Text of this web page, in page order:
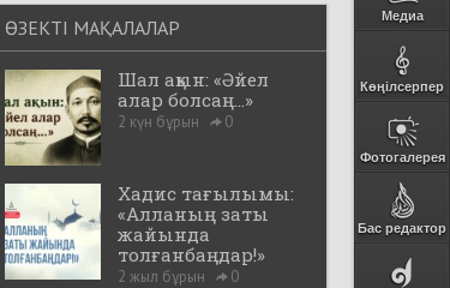
Медиа
Көңілсерпер
Фотогалерея
Бас редактор
ӨЗЕКТІ МАҚАЛАЛАР
Шал ақын: «Әйел
алар болсаң...»
2 күн бұрын 0
Хадис тағылымы:
«Алланың заты
жайында
толғанбаңдар!»
2 жыл бұрын 0